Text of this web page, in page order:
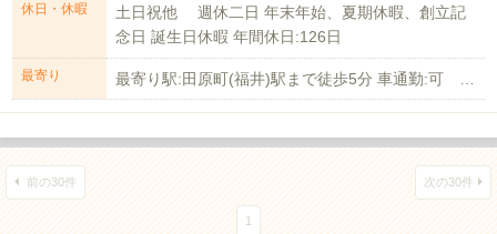
休日・休暇
土日祝他 週休二日 年末年始、夏期休暇、創立記
念日 誕生日休暇 年間休日:126日
最寄り
前の30件 次の30件
1